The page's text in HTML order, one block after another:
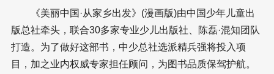
《美丽中国·从家乡出发》(漫画版)由中国少年儿童出
版总社牵头，联合30多家专业少儿出版社、陈磊·混知团队
打造。为了做好这部书，中少总社选派精兵强将投入项
目，加之业内权威专家担任顾问，为图书品质保驾护航。